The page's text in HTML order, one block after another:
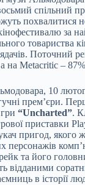
спільний
похвалитися
за
товариства
Поточний
на Metacritic –
10
прем’єри.
“Uncharted”.
приставки
пригод, якого
персонажів
та його
відданими
в історії